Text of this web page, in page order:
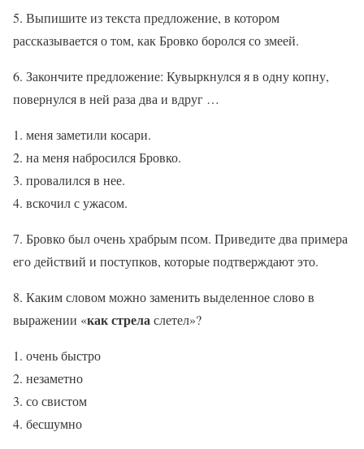
5. Выпишите из текста предложение, в котором
рассказывается о том, как Бровко боролся со змеей.
6. Закончите предложение: Кувыркнулся я в одну копну,
повернулся в ней раза два и вдруг …
меня заметили косари.
на меня набросился Бровко.
провалился в нее.
вскочил с ужасом.
7. Бровко был очень храбрым псом. Приведите два примера
его действий и поступков, которые подтверждают это.
8. Каким словом можно заменить выделенное слово в
выражении «как стреласлетел»?
очень быстро
незаметно
со свистом
бесшумно